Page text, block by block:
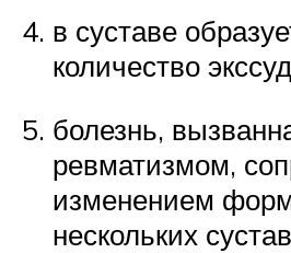
в суставе
количество
болезнь,
ревматизмом,
изменением
нескольких